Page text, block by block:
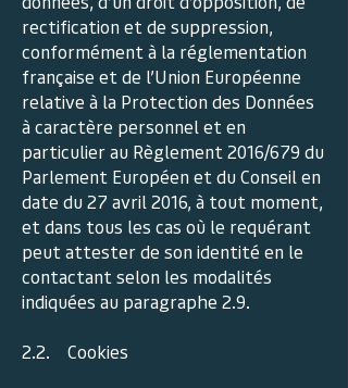
rectification et de suppression,
conformément à la réglementation
française et de l’Union Européenne
relative à la Protection des Données
à caractère personnel et en
particulier au Règlement 2016/679 du
Parlement Européen et du Conseil en
date du 27 avril 2016, à tout moment,
et dans tous les cas où le requérant
peut attester de son identité en le
contactant selon les modalités
indiquées au paragraphe 2.9.
2.2. Cookies